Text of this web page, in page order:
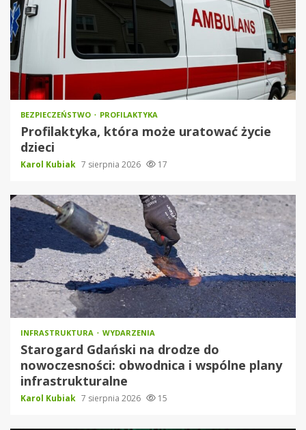
BEZPIECZEŃSTWO PROFILAKTYKA
Profilaktyka, która może uratować życie
dzieci
Karol Kubiak 7 sierpnia 2026 17
INFRASTRUKTURA WYDARZENIA
Starogard Gdański na drodze do
nowoczesności: obwodnica i wspólne plany
infrastrukturalne
Karol Kubiak 7 sierpnia 2026 15